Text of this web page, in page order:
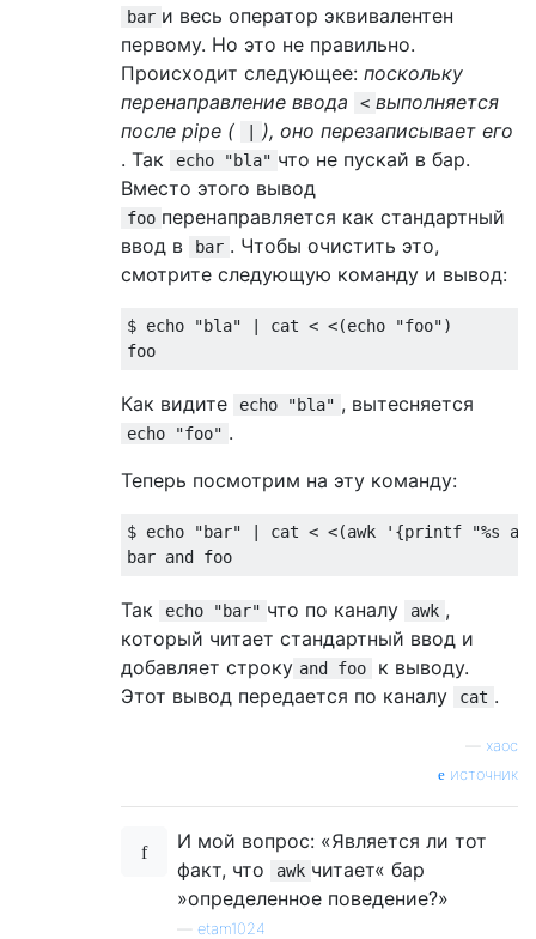
bar и весь оператор эквивалентен
первому. Но это не правильно.
Происходит следующее: поскольку
перенаправление ввода
< выполняется
после pipe (
| ), оно перезаписывает его
. Так
echo "bla" что не пускай в бар.
Вместо этого вывод
foo перенаправляется как стандартный
ввод в
bar . Чтобы очистить это,
смотрите следующую команду и вывод:
$ echo "bla" | cat < <(echo "foo")
foo
Как видите echo "bla" , вытесняется
echo "foo" .
Теперь посмотрим на эту команду:
$ echo "bar" | cat < <(awk
'{printf "%s
bar and foo
Так echo "bar" что по каналу awk ,
который читает стандартный ввод и
добавляет строку and foo
к выводу.
Этот вывод передается по каналу
cat .
хаос
источник
И мой вопрос: «Является ли тот
факт, что
awk читает« бар
»определенное поведение?»
etam1024